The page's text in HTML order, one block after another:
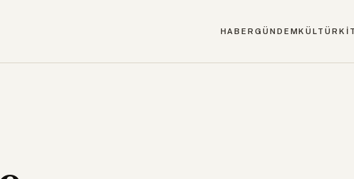
HABERGÜNDEMKÜLTÜR